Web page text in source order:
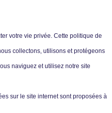
votre vie privée. Cette politique de
collectons, utilisons et protégeons
naviguez et utilisez notre site
sur le site internet sont proposées à